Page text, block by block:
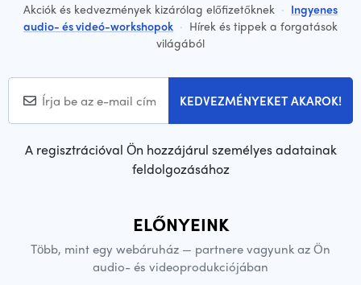
Akciók és kedvezmények kizárólag előfizetőknek · Ingyenes
audio- és videó-workshopok · Hírek és tippek a forgatások
világából
KEDVEZMÉNYEKET AKAROK!
A regisztrációval Ön hozzájárul személyes adatainak
feldolgozásához
ELŐNYEINK
Több, mint egy webáruház — partnere vagyunk az Ön
audio- és videoprodukciójában